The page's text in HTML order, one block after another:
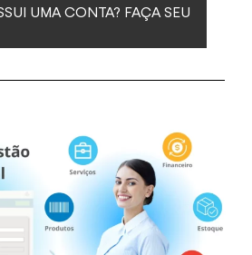
UMA CONTA? FAÇA SEU